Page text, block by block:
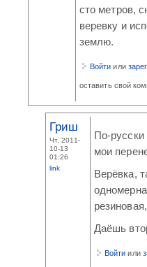
сто метров,
веревку и
землю.
Войти или
оставить свой
Гриш
Чт, 2011-
10-13
01:26
link
По-
мои
Верёвка,
Даёшь
Войти или